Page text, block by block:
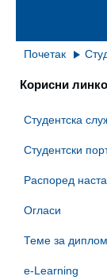
Почетак
Корисни
Студентска
Студентски
Распоред
Огласи
Теме за
e-Learning